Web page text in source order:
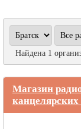
Найдена 1
Магазин
канцелярских